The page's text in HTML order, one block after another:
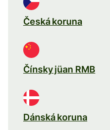
Česká koruna
Čínsky jüan RMB
Dánská koruna